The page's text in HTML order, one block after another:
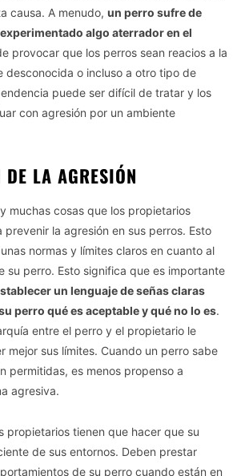
causa. A menudo, un perro sufre de
algo aterrador en el
provocar que los perros sean reacios a la
desconocida o incluso a otro tipo de
puede ser difícil de tratar y los
con agresión por un ambiente
DE LA AGRESIÓN
muchas cosas que los propietarios
prevenir la agresión en sus perros. Esto
normas y límites claros en cuanto al
su perro. Esto significa que es importante
un lenguaje de señas claras
perro qué es aceptable y qué no lo es.
entre el perro y el propietario le
mejor sus límites. Cuando un perro sabe
permitidas, es menos propenso a
agresiva.
propietarios tienen que hacer que su
de sus entornos. Deben prestar
de su perro cuando están en